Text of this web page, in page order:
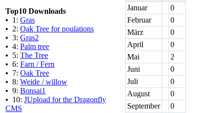
Top10 Downloads
• 1: Gras
• 2: Oak Tree for poulations
• 3: Gras2
• 4: Palm tree
• 5: The Tree
• 6: Farn / Fern
• 7: Oak Tree
• 8: Weide / willow
• 9: Bonsai1
• 10: JUpload for the Dragonfly
CMS
Januar
0
Februar
0
März
0
April
0
Mai
2
Juni
0
Juli
0
August
0
September
0